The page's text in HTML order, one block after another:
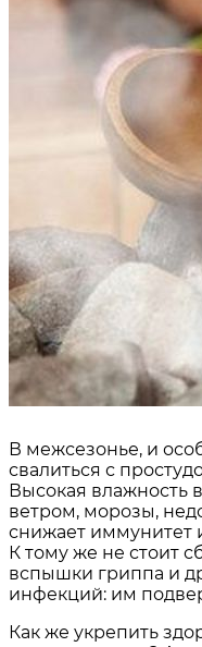
В межсезонье, и
свалиться с
Высокая влажность
ветром, морозы,
снижает иммунитет
К тому же не стоит
вспышки гриппа и
инфекций: им
Как же укрепить